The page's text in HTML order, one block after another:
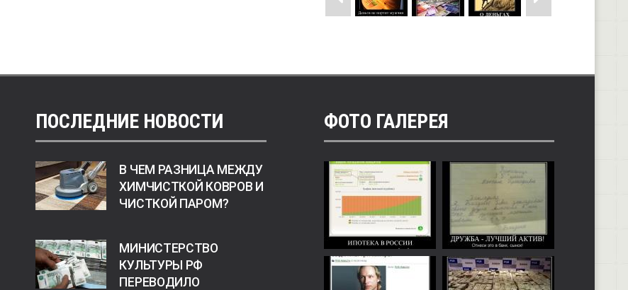
ПОСЛЕДНИЕ НОВОСТИ
В ЧЕМ РАЗНИЦА МЕЖДУ
ХИМЧИСТКОЙ КОВРОВ И
ЧИСТКОЙ ПАРОМ?
МИНИСТЕРСТВО
КУЛЬТУРЫ РФ
ПЕРЕВОДИЛО
ФОТО ГАЛЕРЕЯ